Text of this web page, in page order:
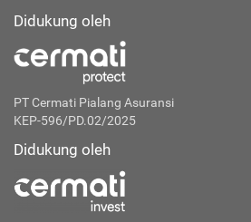
Didukung oleh
PT Cermati Pialang Asuransi
KEP-596/PD.02/2025
Didukung oleh